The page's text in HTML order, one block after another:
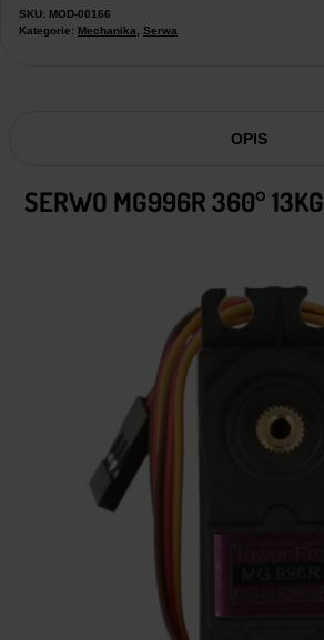
SKU: MOD-00166
Kategorie: Mechanika Serwa
OPIS
SERWO MG996R 360° 13KG